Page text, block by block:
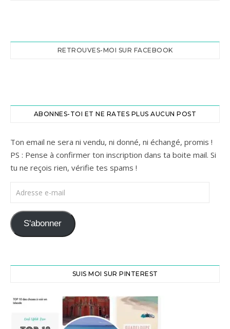
RETROUVES-MOI SUR FACEBOOK
ABONNES-TOI ET NE RATES PLUS AUCUN POST
Ton email ne sera ni vendu, ni donné, ni échangé, promis !
PS : Pense à confirmer ton inscription dans ta boite mail. Si
tu ne reçois rien, vérifie tes spams !
Adresse e-mail
S'abonner
SUIS MOI SUR PINTEREST